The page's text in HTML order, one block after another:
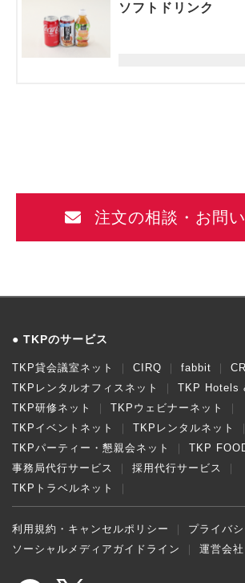
ソフトドリンク
注文の相談・お問
TKPのサービス
TKP貸会議室ネット CIRQ fabbit
TKPレンタルオフィスネット
TKP Hotels
TKP研修ネット
TKPウェビナーネット
TKPイベントネット
TKPレンタルネット
TKPパーティー・懇親会ネット
TKP
事務局代行サービス
採用代行サービス
TKPトラベルネット
利用規約・キャンセルポリシー
プライバ
ソーシャルメディアガイドライン
運営会社